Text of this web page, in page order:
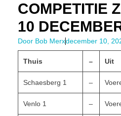
COMPETITIE
10
DoorBob Merxdecember 10,
Thuis – Uit
Schaesberg 1 –
Venlo 1 –